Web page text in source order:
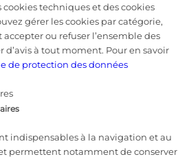
techniques et des cookies
gérer les cookies par catégorie,
ou refuser l’ensemble des
d’avis à tout moment. Pour en savoir
de protection des données
indispensables à la navigation et au
permettent notamment de conserver